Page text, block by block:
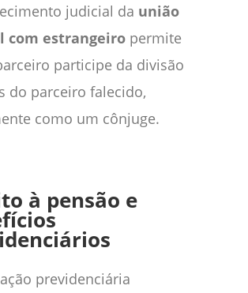
judicial da união
com estrangeiro permite
participe da divisão
do parceiro falecido,
como um cônjuge.
à pensão e
previdenciária